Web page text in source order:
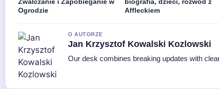
Zwalczanie i Zapobieganie w
Ogrodzie
biografia, dzieci, rozwód z
Affleckiem
O AUTORZE
Jan Krzysztof Kowalski Kozlowski
Our desk combines breaking updates with